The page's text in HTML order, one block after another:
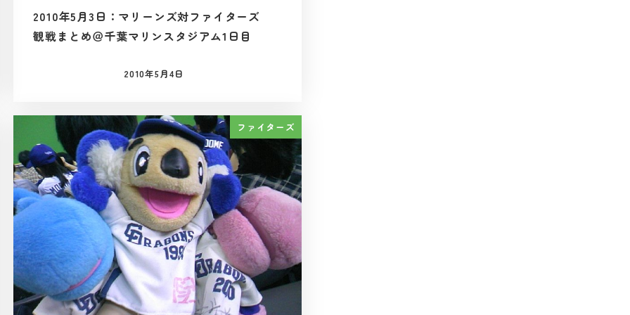
2010年5月3日：マリーンズ対ファイターズ
観戦まとめ＠千葉マリンスタジアム1日目
投稿日
2010年5月4日
ファイターズ